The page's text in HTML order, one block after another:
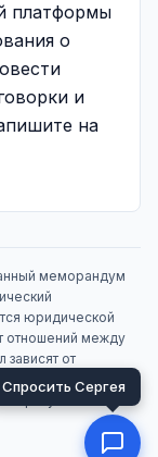
платформы
о
и
на
меморандум
юридической
отношений между
зависят от
стороны;
результата.